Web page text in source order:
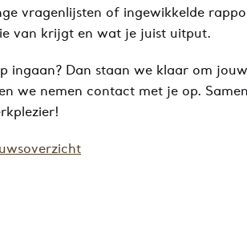
vragenlijsten of ingewikkelde
van krijgt en wat je juist uitput.
ingaan? Dan staan we klaar om
en we nemen contact met je op.